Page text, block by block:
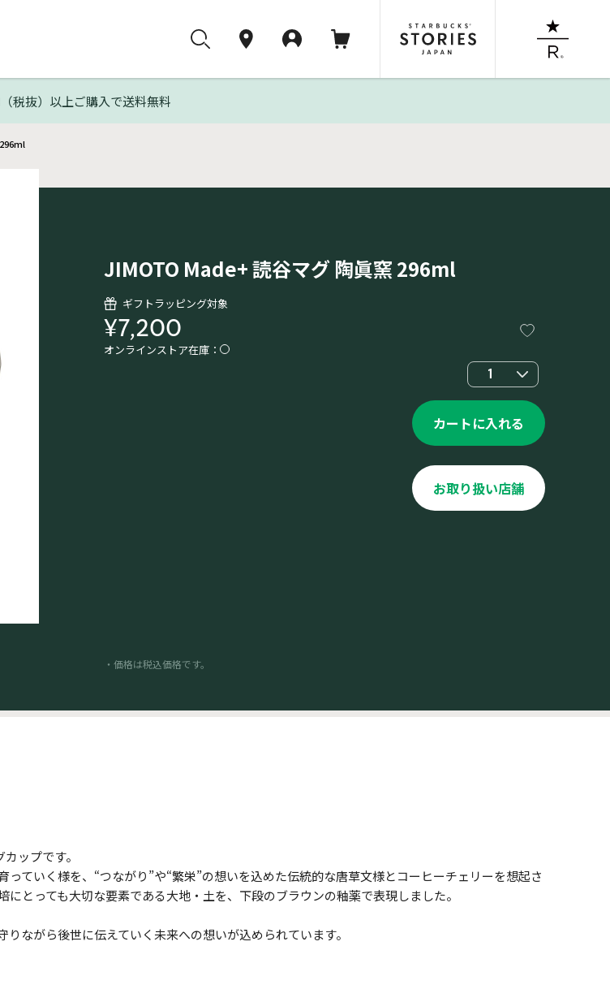
税抜）以上ご購入で送料無料
JIMOTO Made+ 読谷マグ 陶眞窯 296ml
ギフトラッピング対象
¥7,200
オンラインストア在庫：
1
カートに入れる
お取り扱い店舗
・価格は税込価格です。
ップです。
ていく様を、“つながり”や“繁栄”の想いを込めた伝統的な唐草文様とコーヒーチェリーを想起さ
とっても大切な要素である大地・土を、下段のブラウンの釉薬で表現しました。
ながら後世に伝えていく未来への想いが込められています。